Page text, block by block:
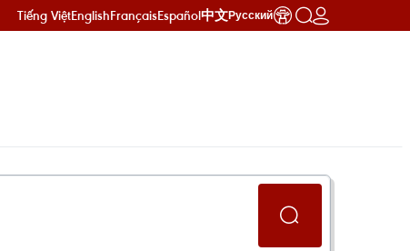
Tiếng ViệtEnglishFrançaisEspañol中文Русский